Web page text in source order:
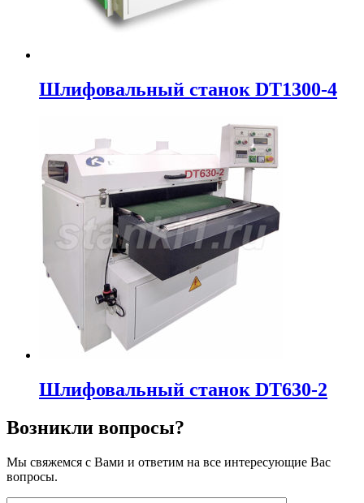
Шлифовальный станок DT1300-4
Шлифовальный станок DT630-2
Возникли вопросы?
Мы свяжемся с Вами и ответим на все интересующие Вас
вопросы.